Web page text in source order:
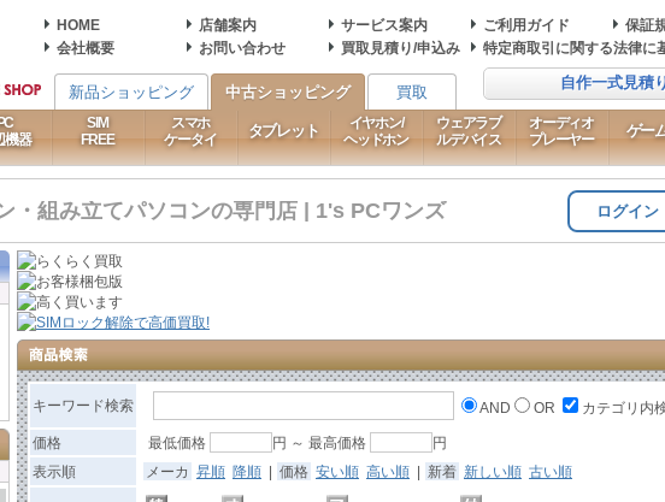
HOME 店舗案内 サービス案内 ご利用ガイド
保証
会社概要
お問い合わせ 買取見積り/申込み 特定商取引に関する法律に
自作一式見積
新品ショッピング 中古ショッピング 買取
PC
機器
SIM
FREE
スマホ
ケータイ
タブレット
イヤホン/
ヘッドホン
ウェアラブ
ルデバイス
オーディオ
プレーヤー
ゲー
・組み立てパソコンの専門店 | 1's PCワンズ ログイン
キーワード検索 AND OR カテゴリ内
価格 最低価格 円 ～ 最高価格
円
表示順
メーカ 昇順 降順 | 価格 安い順 高い順 | 新着 新しい順 古い順